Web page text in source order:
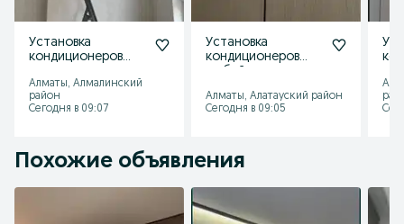
Установка
кондиционеров
Алматы, Алмалинский
район
Сегодня в 09:07
Установка
кондиционеров
Алматы, Алатауский район
Сегодня в 09:05
Похожие объявления